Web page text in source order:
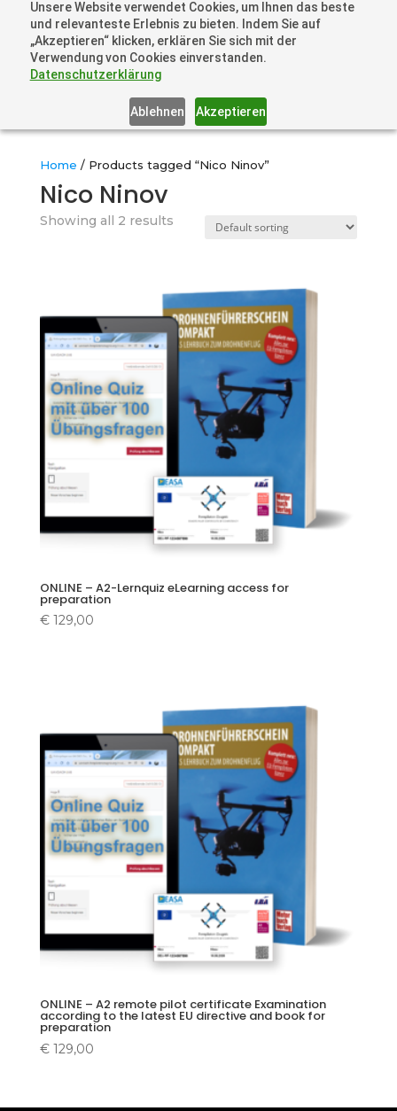
Unsere Website verwendet Cookies, um Ihnen das beste
und relevanteste Erlebnis zu bieten. Indem Sie auf
„Akzeptieren“ klicken, erklären Sie sich mit der
Verwendung von Cookies einverstanden.
Datenschutzerklärung
Ablehnen Akzeptieren
+41 44505 6667 oder +49 157 3598 0006
info@dronelions.academy
Home / Products tagged “Nico Ninov”
Nico Ninov
Showing all 2 results
ONLINE – A2-Lernquiz eLearning access for
preparation
€129,00
ONLINE – A2 remote pilot certificate Examination
according to the latest EU directive and book for
preparation
€129,00